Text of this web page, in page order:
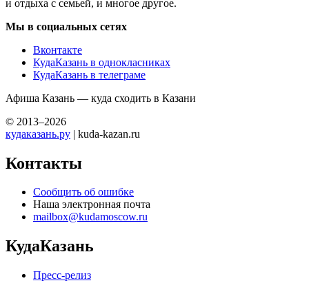
и отдыха с семьей, и многое другое.
Мы в социальных сетях
Вконтакте
КудаКазань в однокласниках
КудаКазань в телеграме
Афиша Казань — куда сходить в Казани
© 2013–2026
кудаказань.ру | kuda-kazan.ru
Контакты
Сообщить об ошибке
Наша электронная почта
mailbox@kudamoscow.ru
КудаКазань
Пресс-релиз